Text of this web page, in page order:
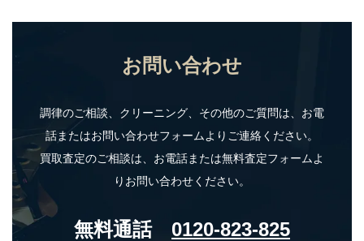
お問い合わせ
調律のご相談、クリーニング、その他のご質問は、お電
話またはお問い合わせフォームよりご連絡ください。
買取査定のご相談は、お電話または無料査定フォームよ
りお問い合わせください。
無料通話 0120-823-825